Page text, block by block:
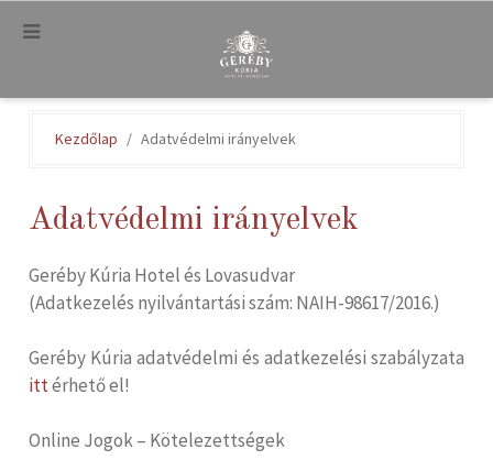
.
Kezdőlap Adatvédelmi irányelvek
Adatvédelmi irányelvek
Geréby Kúria Hotel és Lovasudvar
(Adatkezelés nyilvántartási szám: NAIH-98617/2016.)
Geréby Kúria adatvédelmi és adatkezelési szabályzata
ittérhető el!
Online Jogok – Kötelezettségek